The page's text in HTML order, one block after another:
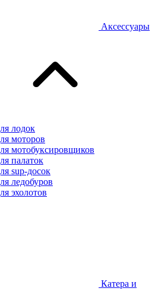
Аксессуары
лодок
моторов
мотобуксировщиков
палаток
sup-досок
ледобуров
эхолотов
Катера и